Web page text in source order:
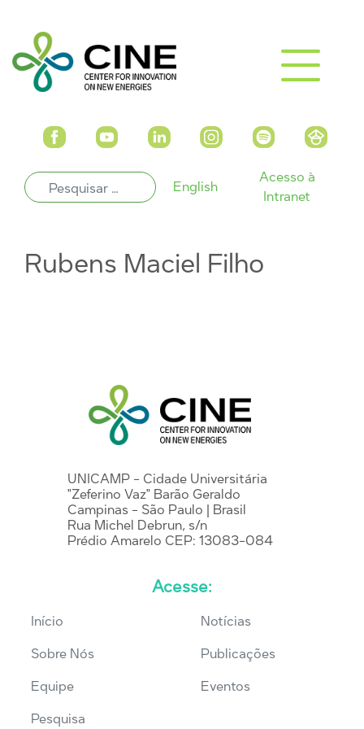
English
Acesso à
Intranet
Rubens Maciel Filho
UNICAMP - Cidade Universitária
"Zeferino Vaz" Barão Geraldo
Campinas - São Paulo | Brasil
Rua Michel Debrun, s/n
Prédio Amarelo CEP: 13083-084
Acesse:
Início
Sobre Nós
Equipe
Pesquisa
Notícias
Publicações
Eventos